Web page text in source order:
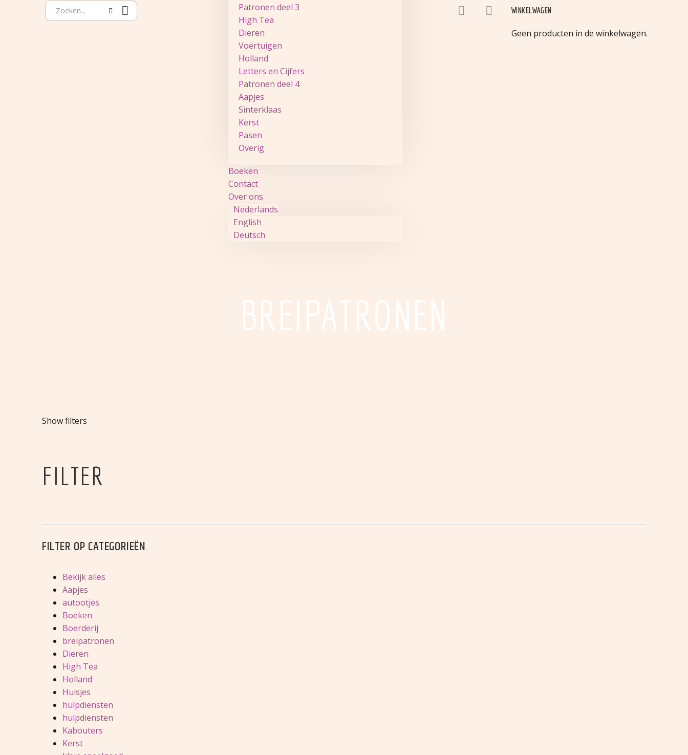
Patronen deel 3
High Tea
Dieren
Voertuigen
Holland
Letters en Cijfers
Patronen deel 4
Aapjes
Sinterklaas
Kerst
Pasen
Overig
Boeken
Contact
Over ons
Nederlands
English
Deutsch

 
 WINKELWAGEN
Geen producten in de winkelwagen.
BREIPATRONEN
Show filters
FILTER
FILTER OPCATEGORIEËN
Bekijk alles
Aapjes
autootjes
Boeken
Boerderij
breipatronen
Dieren
High Tea
Holland
Huisjes
hulpdiensten
hulpdiensten
Kabouters
Kerst